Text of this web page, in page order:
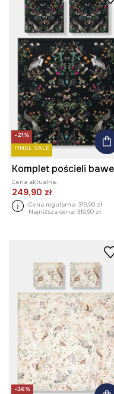
-21%
FINAL SALE
Cena aktualna:
249,90 zł
Cena regularna: 319,90 zł
Najniższa cena: 319,90 zł
-36%